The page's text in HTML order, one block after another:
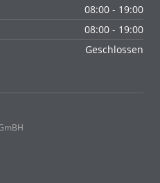
08:00 - 19:00
08:00 - 19:00
Geschlossen